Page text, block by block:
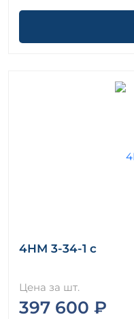
4НМ 3-34-1 с
Цена за шт.
397 600 ₽